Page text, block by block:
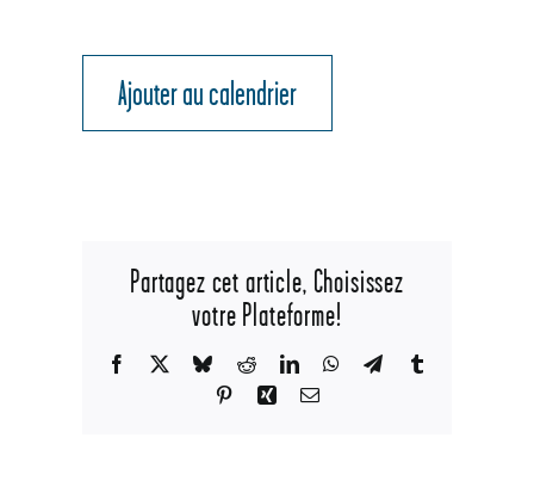
Ajouter au calendrier
Partagez cet article, Choisissez
votre Plateforme!
Facebook BlueskyRedditLinkedInWhatsApp
Telegram
PinterestXing Email